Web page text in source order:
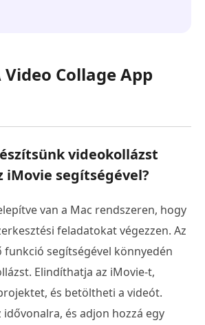
Video Collage App
videokollázst
iMovie segítségével?
van a Mac rendszeren, hogy
feladatokat végezzen. Az
segítségével könnyedén
Elindíthatja az iMovie-t,
és betöltheti a videót.
idővonalra, és adjon hozzá egy